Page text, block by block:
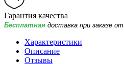
Гарантия качества
Бесплатная доставка при заказе от
Характеристики
Описание
Отзывы